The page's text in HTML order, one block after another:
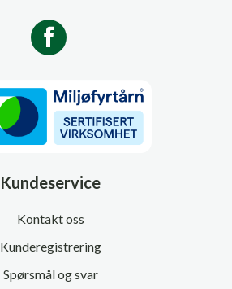
Kundeservice
Kontakt oss
Kunderegistrering
Spørsmål og svar